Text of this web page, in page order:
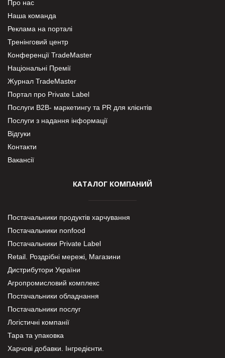
Про нас
Наша команда
Реклама на порталі
Тренінговий центр
Конференції TradeMaster
Національні Премії
Журнал TradeMaster
Портал про Private Label
Послуги В2В- маркетингу та PR для клієнтів
Послуги з надання інформації
Відгуки
Контакти
Вакансії
КАТАЛОГ КОМПАНИЙ
Постачальники продуктів харчування
Постачальники nonfood
Постачальники Private Label
Retail. Роздрібні мережі, Магазини
Дистрибутори України
Агропромисловий комплекс
Постачальники обладнання
Постачальники послуг
Логістичні компанії
Тара та упаковка
Харчові добавки. Інгредієнти.